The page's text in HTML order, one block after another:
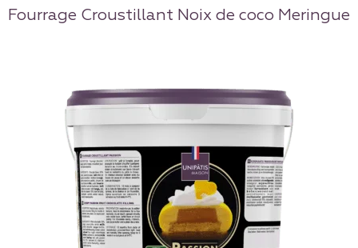
Fourrage Croustillant Noix de coco Meringue